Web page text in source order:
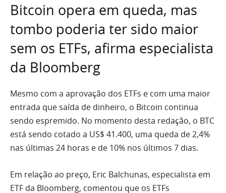
Bitcoin opera em queda, mas
tombo poderia ter sido maior
sem os ETFs, afirma especialista
da Bloomberg
Mesmo com a aprovação dos ETFs e com uma maior
entrada que saída de dinheiro, o Bitcoin continua
sendo espremido. No momento desta redação, o BTC
está sendo cotado a US$ 41.400, uma queda de 2,4%
nas últimas 24 horas e de 10% nos últimos 7 dias.
Em relação ao preço, Eric Balchunas, especialista em
ETF da Bloomberg, comentou que os ETFs